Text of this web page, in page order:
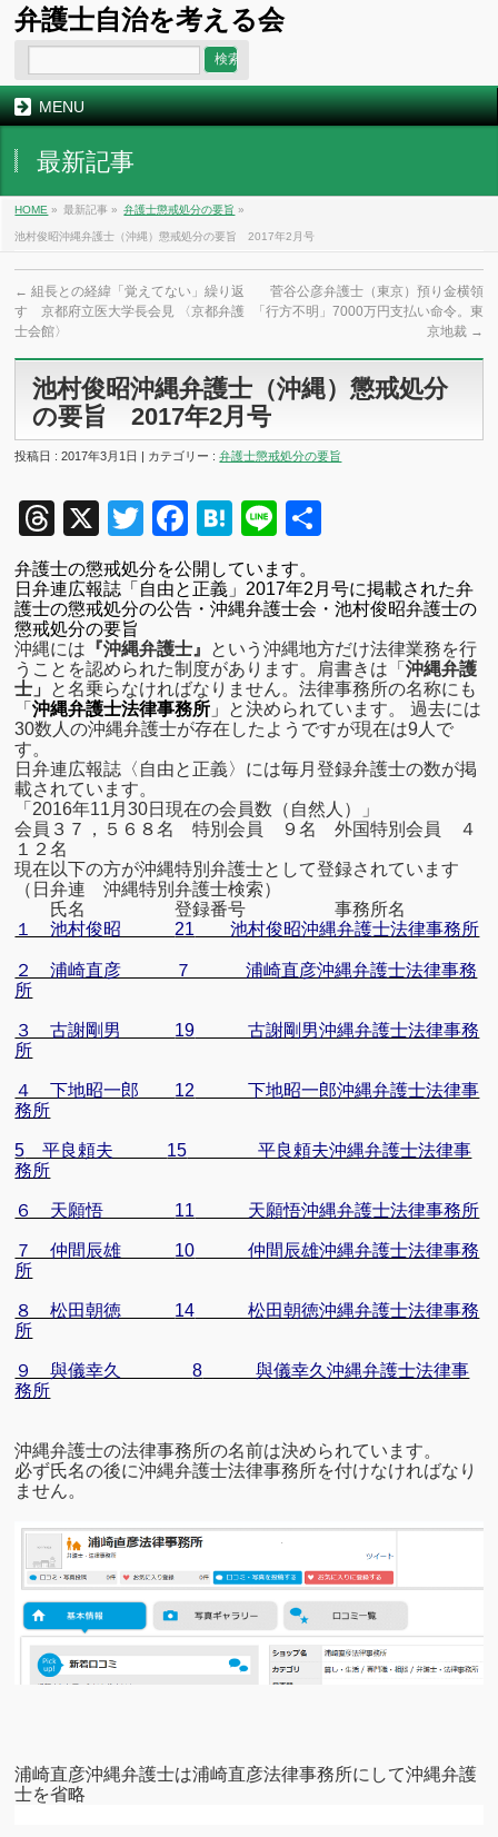
弁護士自治を考える会
MENU
最新記事
HOME » 最新記事 » 弁護士懲戒処分の要旨 »
池村俊昭沖縄弁護士（沖縄）懲戒処分の要旨 2017年2月号
← 組長との経緯「覚えてない」繰り返
す 京都府立医大学長会見 〈京都弁護
士会館〉
菅谷公彦弁護士（東京）預り金横領
「行方不明」7000万円支払い命令。東
京地裁 →
池村俊昭沖縄弁護士（沖縄）懲戒処分
の要旨 2017年2月号
投稿日 : 2017年3月1日 | カテゴリー :弁護士懲戒処分の要旨
Threads
X TwitterFacebook
Hatena
Line
弁護士の懲戒処分を公開しています。
日弁連広報誌「自由と正義」2017年2月号に掲載された弁
護士の懲戒処分の公告・沖縄弁護士会・池村俊昭弁護士の
懲戒処分の要旨
沖縄には 『沖縄弁護士』 という沖縄地方だけ法律業務を行
う ことを認められた制度があります。 肩書きは「沖縄弁護
士」 と名乗らなければなりません。法律事務所の名称にも
「沖縄弁護士法律事務所 」 と決められています。
過去には
30数人の沖縄弁護士が存在したようですが現在は9人で
す。
日弁連広報誌〈自由と正義〉には毎月登録弁護士の数が掲
載されています。
「2016年11月30日現在の会員数（自然人）」
会員３７，５６８名 特別会員 ９名 外国特別会員 ４
１２名
現在以下の方が沖縄特別弁護士として登録されています
（日弁連 沖縄特別弁護士検索）
氏名 登録番号 事務所名
１ 池村俊昭 21 池村俊昭沖縄弁護士法律事務所
２ 浦崎直彦 ７ 浦崎直彦沖縄弁護士法律事務
所
３ 古謝剛男 19 古謝剛男沖縄弁護士法律事務
所
４ 下地昭一郎 12 下地昭一郎沖縄弁護士法律事
務所
5 平良頼夫 15 平良頼夫沖縄弁護士法律事
務所
６ 天願悟 11 天願悟沖縄弁護士法律事務所
７ 仲間辰雄 10 仲間辰雄沖縄弁護士法律事務
所
８ 松田朝徳 14 松田朝徳沖縄弁護士法律事務
所
９ 與儀幸久8 與儀幸久沖縄弁護士法律事
務所
沖縄弁護士の法律事務所の名前は決められています。
必ず氏名の後に沖縄弁護士法律事務所を付けなければなり
ません。
浦崎直彦沖縄弁護士は浦崎直彦法律事務所にして沖縄弁護
士を省略